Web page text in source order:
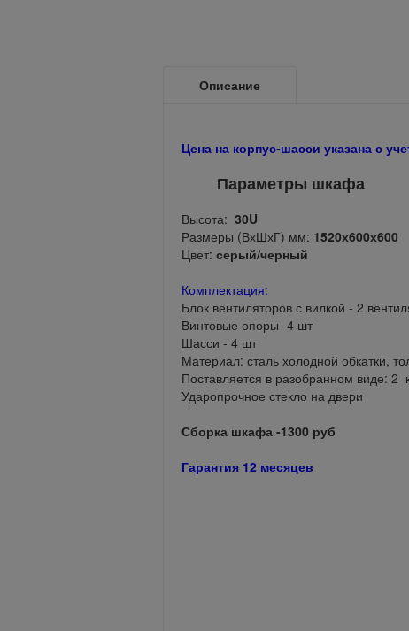
Описание
Цена на корпус-шасси указана с
Параметры шкафа
Высота: 30U
Размеры (ВхШхГ) мм: 1520х600х600
Цвет: серый/черный
Комплектация:
Блок вентиляторов с вилкой - 2
Винтовые опоры -4 шт
Шасси - 4 шт
Материал: сталь холодной обкатки,
Поставляется в разобранном виде: 2
Ударопрочное стекло на двери
Сборка шкафа -1300 руб
Гарантия 12 месяцев